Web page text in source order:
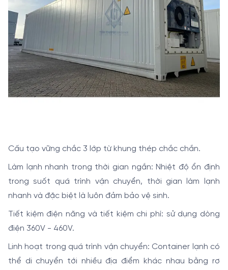
Cấu tạo vững chắc 3 lớp từ khung thép chắc chắn.
Làm lạnh nhanh trong thời gian ngắn: Nhiệt độ ổn định
trong suốt quá trình vận chuyển, thời gian làm lạnh
nhanh và đặc biệt là luôn đảm bảo vệ sinh.
Tiết kiệm điện năng và tiết kiệm chi phí: sử dụng dòng
điện 360V - 460V.
Linh hoạt trong quá trình vận chuyển: Container lạnh có
thể di chuyển tới nhiều địa điểm khác nhau bằng rơ